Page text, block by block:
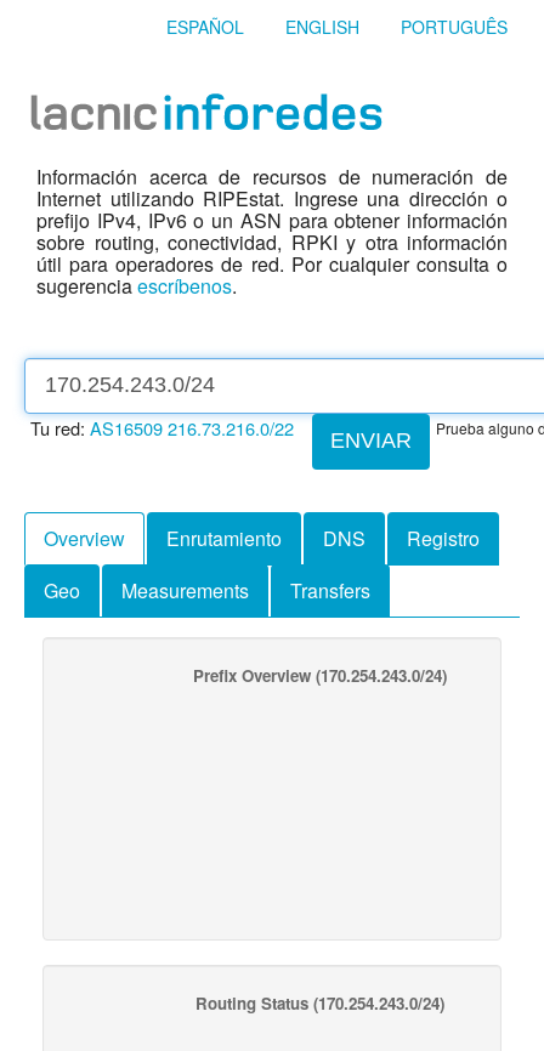
ESPAÑOL ENGLISH PORTUGUÊS
Información acerca de recursos de numeración de
Internet utilizando RIPEstat. Ingrese una dirección o
prefijo IPv4, IPv6 o un ASN para obtener información
sobre routing, conectividad, RPKI y otra información
útil para operadores de red. Por cualquier consulta o
sugerenciaescríbenos.
ENVIAR
Tu red: AS16509216.73.216.0/22 Prueba alguno
Overview Enrutamiento DNS
Registro
Geo
Measurements Transfers
Prefix Overview (170.254.243.0/24)
Routing Status (170.254.243.0/24)